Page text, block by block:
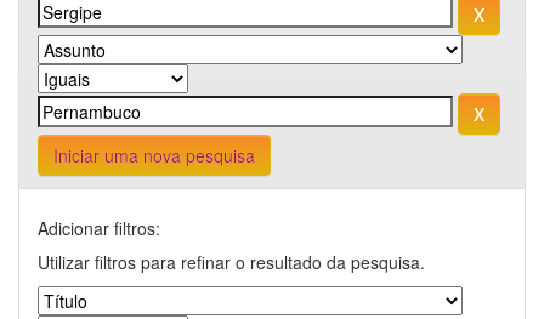
Iniciar uma nova pesquisa
Adicionar filtros:
Utilizar filtros para refinar o resultado da pesquisa.